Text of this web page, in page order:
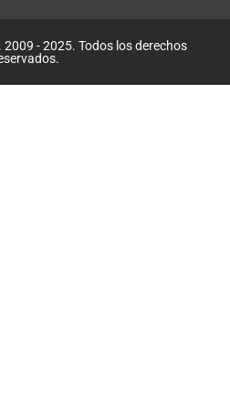
- 2025. Todos los derechos